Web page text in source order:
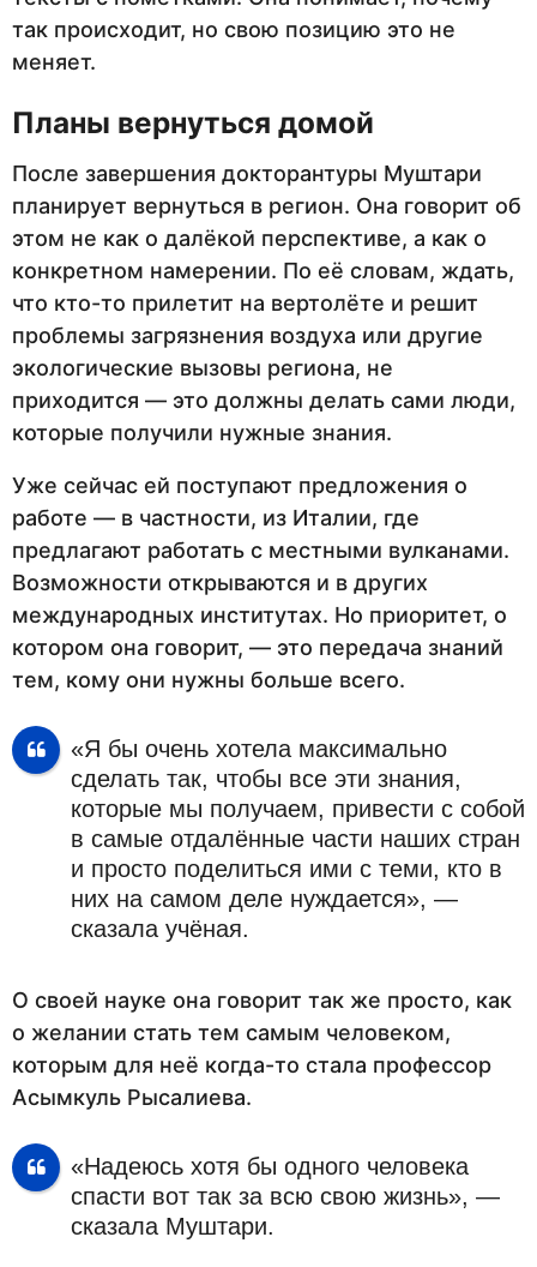
так происходит, но свою позицию это не
меняет.
Планы вернуться домой
После завершения докторантуры Муштари
планирует вернуться в регион. Она говорит об
этом не как о далёкой перспективе, а как о
конкретном намерении. По её словам, ждать,
что кто-то прилетит на вертолёте и решит
проблемы загрязнения воздуха или другие
экологические вызовы региона, не
приходится — это должны делать сами люди,
которые получили нужные знания.
Уже сейчас ей поступают предложения о
работе — в частности, из Италии, где
предлагают работать с местными вулканами.
Возможности открываются и в других
международных институтах. Но приоритет, о
котором она говорит, — это передача знаний
тем, кому они нужны больше всего.
«Я бы очень хотела максимально
сделать так, чтобы все эти знания,
которые мы получаем, привести с собой
в самые отдалённые части наших стран
и просто поделиться ими с теми, кто в
них на самом деле нуждается», —
сказала учёная.
О своей науке она говорит так же просто, как
о желании стать тем самым человеком,
которым для неё когда-то стала профессор
Асымкуль Рысалиева.
«Надеюсь хотя бы одного человека
спасти вот так за всю свою жизнь», —
сказала Муштари.